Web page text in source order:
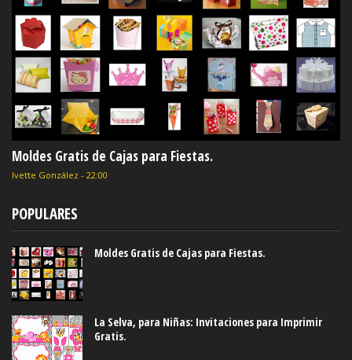
Moldes Gratis de Cajas para Fiestas.
Ivette González - 22:00
POPULARES
Moldes Gratis de Cajas para Fiestas.
La Selva, para Niñas: Invitaciones para Imprimir
Gratis.